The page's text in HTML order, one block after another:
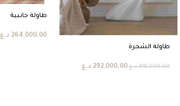
طاولة الشجرة
318,000.00 د.ع 292,000.00 د.ع
طاولة جانبية
264,000.00 د.ع